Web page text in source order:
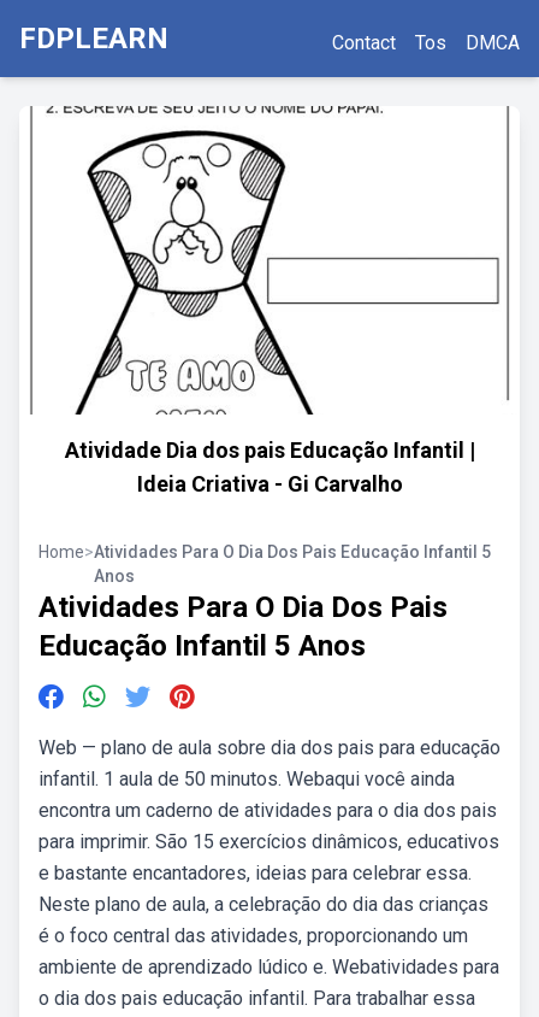
FDPLEARN Contact Tos DMCA
Atividade Dia dos pais Educação Infantil |
Ideia Criativa - Gi Carvalho
Home>Atividades Para O Dia Dos Pais Educação Infantil 5
Anos
Atividades Para O Dia Dos Pais
Educação Infantil 5 Anos
Web — plano de aula sobre dia dos pais para educação
infantil. 1 aula de 50 minutos. Webaqui você ainda
encontra um caderno de atividades para o dia dos pais
para imprimir. São 15 exercícios dinâmicos, educativos
e bastante encantadores, ideias para celebrar essa.
Neste plano de aula, a celebração do dia das crianças
é o foco central das atividades, proporcionando um
ambiente de aprendizado lúdico e. Webatividades para
o dia dos pais educação infantil. Para trabalhar essa